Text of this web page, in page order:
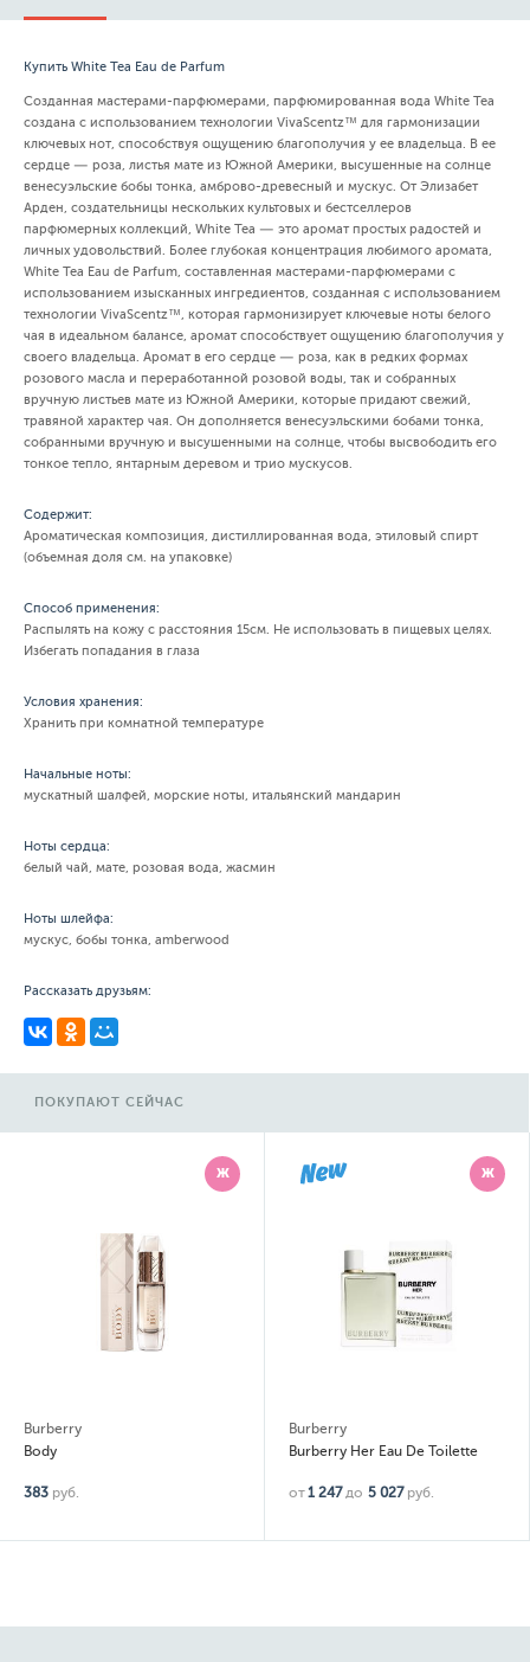
Купить White Tea Eau de Parfum
Созданная мастерами-парфюмерами, парфюмированная вода White Tea
создана с использованием технологии VivaScentz™ для гармонизации
ключевых нот, способствуя ощущению благополучия у ее владельца. В ее
сердце — роза, листья мате из Южной Америки, высушенные на солнце
венесуэльские бобы тонка, амброво-древесный и мускус. От Элизабет
Арден, создательницы нескольких культовых и бестселлеров
парфюмерных коллекций, White Tea — это аромат простых радостей и
личных удовольствий. Более глубокая концентрация любимого аромата,
White Tea Eau de Parfum, составленная мастерами-парфюмерами с
использованием изысканных ингредиентов, созданная с использованием
технологии VivaScentz™, которая гармонизирует ключевые ноты белого
чая в идеальном балансе, аромат способствует ощущению благополучия у
своего владельца. Аромат в его сердце — роза, как в редких формах
розового масла и переработанной розовой воды, так и собранных
вручную листьев мате из Южной Америки, которые придают свежий,
травяной характер чая. Он дополняется венесуэльскими бобами тонка,
собранными вручную и высушенными на солнце, чтобы высвободить его
тонкое тепло, янтарным деревом и трио мускусов.
Содержит:
Ароматическая композиция, дистиллированная вода, этиловый спирт
(объемная доля см. на упаковке)
Способ применения:
Распылять на кожу с расстояния 15см. Не использовать в пищевых целях.
Избегать попадания в глаза
Условия хранения:
Хранить при комнатной температуре
Начальные ноты:
мускатный шалфей, морские ноты, итальянский мандарин
Ноты сердца:
белый чай, мате, розовая вода, жасмин
Ноты шлейфа:
мускус, бобы тонка, amberwood
Рассказать друзьям:
ПОКУПАЮТ СЕЙЧАС
Ж
Burberry
Body
383 руб.
Ж
Burberry
Burberry Her Eau De Toilette
от1 247 до 5 027 руб.